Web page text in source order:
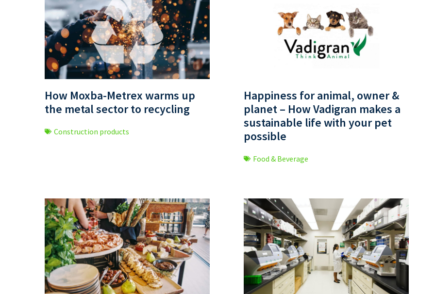
How Moxba-Metrex warms up
the metal sector to recycling
Construction products
Happiness for animal, owner &
planet – How Vadigran makes a
sustainable life with your pet
possible
Food & Beverage